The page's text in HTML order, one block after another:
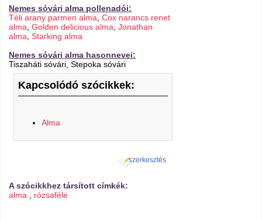
Nemes sóvári alma pollenadói:
Téli arany parmen alma ,Cox narancs renet
alma ,Golden delicious alma Jonathan
alma ,Starking alma
Nemes sóvári alma hasonnevei:
Tiszaháti sóvári, Stepoka sóvári
Kapcsolódó szócikkek:
Alma
szerkesztés
A szócikkhez társított címkék:
alma
rózsaféle